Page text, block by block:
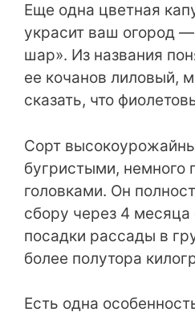
Еще одна цветная
украсит ваш огород
шар». Из названия
ее кочанов лиловый,
сказать, что
Сорт
бугристыми, немного
головками. Он
сбору через 4 месяца
посадки рассады в
более полутора
Есть одна